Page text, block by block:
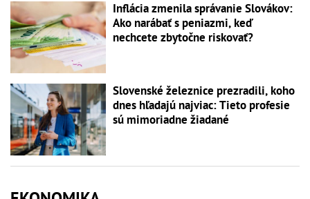
Inflácia zmenila správanie Slovákov:
Ako narábať s peniazmi, keď
nechcete zbytočne riskovať?
Slovenské železnice prezradili, koho
dnes hľadajú najviac: Tieto profesie
sú mimoriadne žiadané